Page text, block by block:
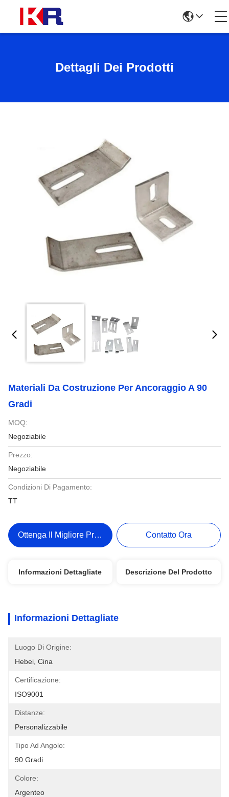
Dettagli Dei Prodotti
Materiali Da Costruzione Per Ancoraggio A 90
Gradi
MOQ:
Negoziabile
Prezzo:
Negoziabile
Condizioni Di Pagamento:
TT
Ottenga Il Migliore Prezzo Contatto Ora
Informazioni Dettagliate Descrizione Del Prodotto
Informazioni Dettagliate
Luogo Di Origine:
Hebei, Cina
Certificazione:
ISO9001
Distanze:
Personalizzabile
Tipo Ad Angolo:
90 Gradi
Colore:
Argenteo